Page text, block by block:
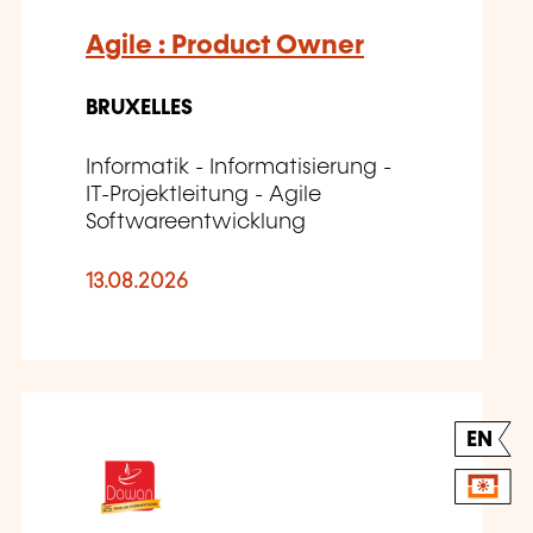
Agile : Product Owner
BRUXELLES
Informatik - Informatisierung -
IT-Projektleitung - Agile
Softwareentwicklung
13.08.2026
EN